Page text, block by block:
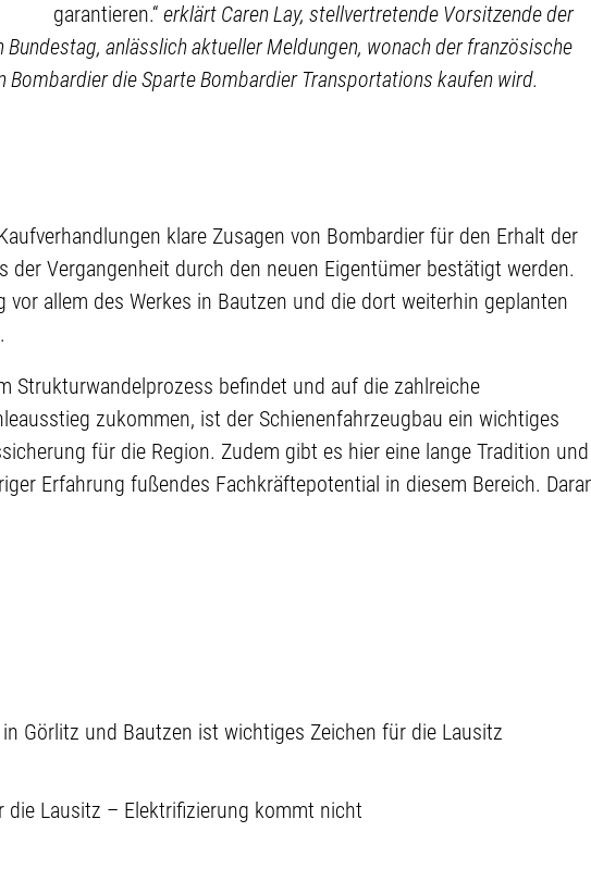
garantieren.“ erklärt Caren Lay, stellvertretende Vorsitzende der
Bundestag, anlässlich aktueller Meldungen, wonach der französische
die Sparte Bombardier Transportations kaufen wird.
klare Zusagen von Bombardier für den Erhalt der
der Vergangenheit durch den neuen Eigentümer bestätigt werden.
allem des Werkes in Bautzen und die dort weiterhin geplanten
Strukturwandelprozess befindet und auf die zahlreiche
zukommen, ist der Schienenfahrzeugbau ein wichtiges
für die Region. Zudem gibt es hier eine lange Tradition und
Erfahrung fußendes Fachkräftepotential in diesem Bereich.
Görlitz und Bautzen ist wichtiges Zeichen für die Lausitz
die Lausitz – Elektrifizierung kommt nicht